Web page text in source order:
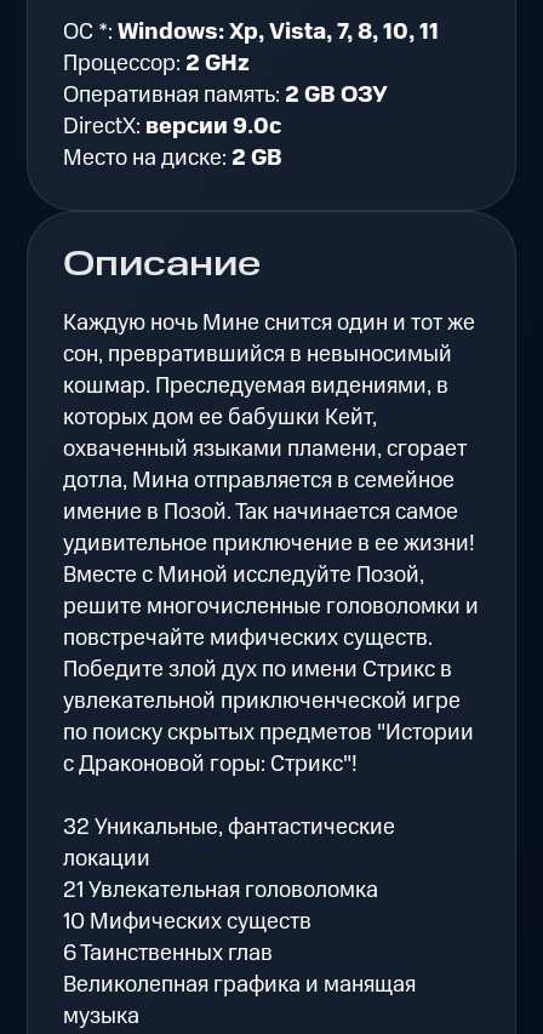
Описание
Каждую ночь Мине снится один и тот же
сон, превратившийся в невыносимый
кошмар. Преследуемая видениями, в
которых дом ее бабушки Кейт,
охваченный языками пламени, сгорает
дотла, Мина отправляется в семейное
имение в Позой. Так начинается самое
удивительное приключение в ее жизни!
Вместе с Миной исследуйте Позой,
решите многочисленные головоломки и
повстречайте мифических существ.
Победите злой дух по имени Стрикс в
увлекательной приключенческой игре
по поиску скрытых предметов "Истории
с Драконовой горы: Стрикс"!
32 Уникальные, фантастические
локации
21 Увлекательная головоломка
10 Мифических существ
6 Таинственных глав
Великолепная графика и манящая
музыка
ОС *:Windows: Xp, Vista, 7, 8, 10, 11
Процессор: 2 GHz
Оперативная память: 2 GB ОЗУ
DirectX: версии 9.0c
Место на диске: 2 GB